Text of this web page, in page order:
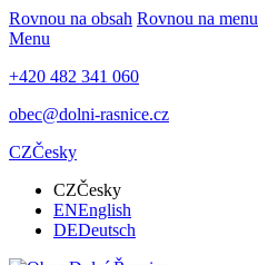
Rovnou na obsah Rovnou na menu
Menu
+420 482 341 060
obec@dolni-rasnice.cz
CZČesky
CZČesky
ENEnglish
DEDeutsch